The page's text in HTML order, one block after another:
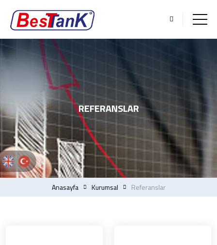
REFERANSLAR
Anasayfa Kurumsal Referanslar